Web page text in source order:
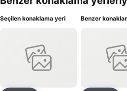
Seçilen konaklama yeri Benzer